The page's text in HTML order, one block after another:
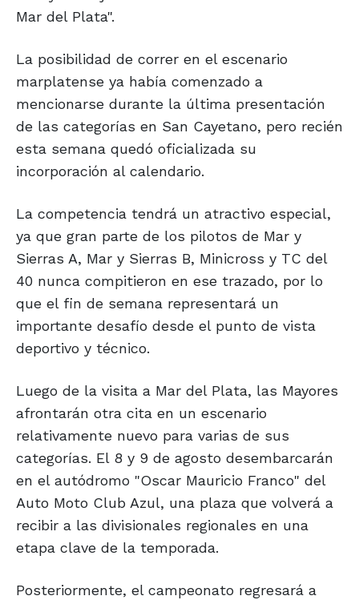
Mar del Plata".
La posibilidad de correr en el escenario
marplatense ya había comenzado a
mencionarse durante la última presentación
de las categorías en San Cayetano, pero recién
esta semana quedó oficializada su
incorporación al calendario.
La competencia tendrá un atractivo especial,
ya que gran parte de los pilotos de Mar y
Sierras A, Mar y Sierras B, Minicross y TC del
40 nunca compitieron en ese trazado, por lo
que el fin de semana representará un
importante desafío desde el punto de vista
deportivo y técnico.
Luego de la visita a Mar del Plata, las Mayores
afrontarán otra cita en un escenario
relativamente nuevo para varias de sus
categorías. El 8 y 9 de agosto desembarcarán
en el autódromo "Oscar Mauricio Franco" del
Auto Moto Club Azul, una plaza que volverá a
recibir a las divisionales regionales en una
etapa clave de la temporada.
Posteriormente, el campeonato regresará a